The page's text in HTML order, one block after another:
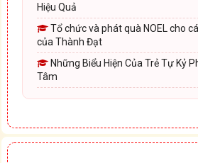
Hiệu Quả
Tổ chức và phát quà NOEL cho
của Thành Đạt
Những Biểu Hiện Của Trẻ Tự Kỷ
Tâm